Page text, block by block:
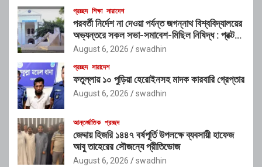
প্রচ্ছদ শিক্ষা সারাদেশ
পরবর্তী নির্দেশ না দেওয়া পর্যন্ত জগন্নাথ বিশ্ববিদ্যালয়ের
অভ্যন্তরে সকল সভা-সমাবেশ-মিছিল নিষিদ্ধ : প্রক্টর
মোহাম্মদ নাসির উদ্দীন
August 6, 2026 swadhin
প্রচ্ছদ সারাদেশ
ফতুল্লায় ১০ পুড়িয়া হেরোইনসহ মাদক কারবারি গ্রেপ্তার
August 6, 2026 swadhin
আন্তর্জাতিক প্রচ্ছদ
জেদ্দায় হিজরি ১৪৪৭ বর্ষপূর্তি উপলক্ষে ব্যবসায়ী হাফেজ
আবু তাহেরের সৌজন্যে প্রীতিভোজ
August 6, 2026 swadhin